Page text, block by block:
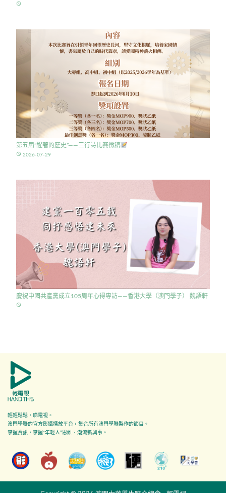
access_time
第五屆”醒著的歷史”——三行詩比賽徵稿
access_time 2026-07-29
慶祝中國共產黨成立105周年心得專訪——香港大學（澳門學子） 魏語軒
access_time
輕輕鬆鬆，睇電視。
澳門學聯的官方影攝播放平台，集合所有澳門學聯製作的節目。
掌握資訊，掌握"年輕人”思維、潮流新興事。